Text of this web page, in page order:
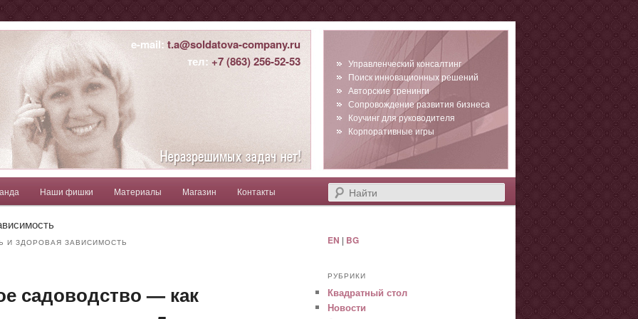
e-mail: t.a@soldatova-company.ru
тел: +7 (863) 256-52-53
Найти
содержимому
Наши фишки Материалы Магазин Контакты
Управленческий консалтинг
Поиск инновационных решений
Авторские тренинги
Сопровождение развития бизнеса
Коучинг для руководителя
Корпоративные игры
И ЗДОРОВАЯ ЗАВИСИМОСТЬ
садоводство — как
EN | BG
РУБРИКИ
Квадратный стол
Новости